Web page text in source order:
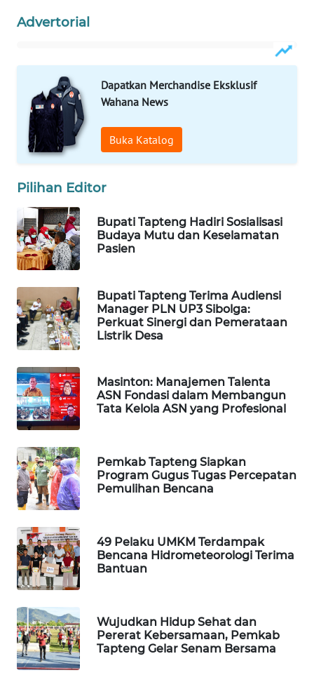
Advertorial
Dapatkan Merchandise Eksklusif
Wahana News
Buka Katalog
Pilihan Editor
Bupati Tapteng Hadiri Sosialisasi
Budaya Mutu dan Keselamatan
Pasien
Bupati Tapteng Terima Audiensi
Manager PLN UP3 Sibolga:
Perkuat Sinergi dan Pemerataan
Listrik Desa
Masinton: Manajemen Talenta
ASN Fondasi dalam Membangun
Tata Kelola ASN yang Profesional
Pemkab Tapteng Siapkan
Program Gugus Tugas Percepatan
Pemulihan Bencana
49 Pelaku UMKM Terdampak
Bencana Hidrometeorologi Terima
Bantuan
Wujudkan Hidup Sehat dan
Pererat Kebersamaan, Pemkab
Tapteng Gelar Senam Bersama
PORTAL
FORWAMKI
ALPERKLINAS
FORJASIDA
TAMBANG
NEWS
SITUNGIR
NEWS
SIDIKALANG
NEWS
SIBARAGAS
NEWS
METRO
SIANTAR
NEWS
METRO
MEDAN
NEWS
METRO
JAKARTA
NEWS
NEWS
KARING
NEWS